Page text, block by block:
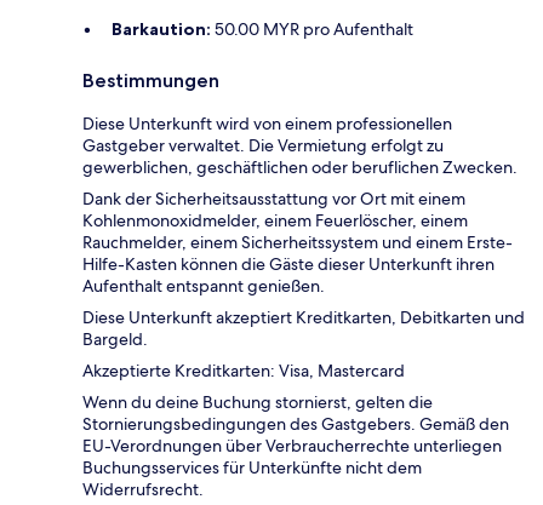
Barkaution: 50.00 MYR pro Aufenthalt
Bestimmungen
Diese Unterkunft wird von einem professionellen
Gastgeber verwaltet. Die Vermietung erfolgt zu
gewerblichen, geschäftlichen oder beruflichen Zwecken.
Dank der Sicherheitsausstattung vor Ort mit einem
Kohlenmonoxidmelder, einem Feuerlöscher, einem
Rauchmelder, einem Sicherheitssystem und einem Erste-
Hilfe-Kasten können die Gäste dieser Unterkunft ihren
Aufenthalt entspannt genießen.
Diese Unterkunft akzeptiert Kreditkarten, Debitkarten und
Bargeld.
Akzeptierte Kreditkarten: Visa, Mastercard
Wenn du deine Buchung stornierst, gelten die
Stornierungsbedingungen des Gastgebers. Gemäß den
EU-Verordnungen über Verbraucherrechte unterliegen
Buchungsservices für Unterkünfte nicht dem
Widerrufsrecht.